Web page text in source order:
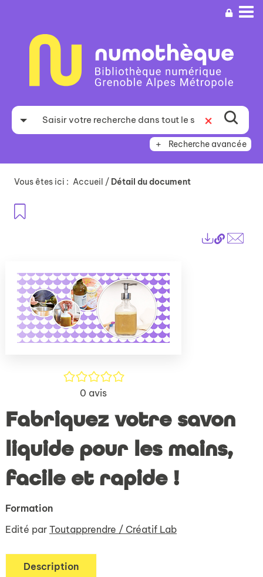
recherche
Recherche avancée
Vous êtes ici : Accueil / Détail du document
Lien
/5
0 avis
Fabriquez votre savon
liquide pour les mains,
facile et rapide !
Formation
Edité par Toutapprendre / Créatif Lab
Description